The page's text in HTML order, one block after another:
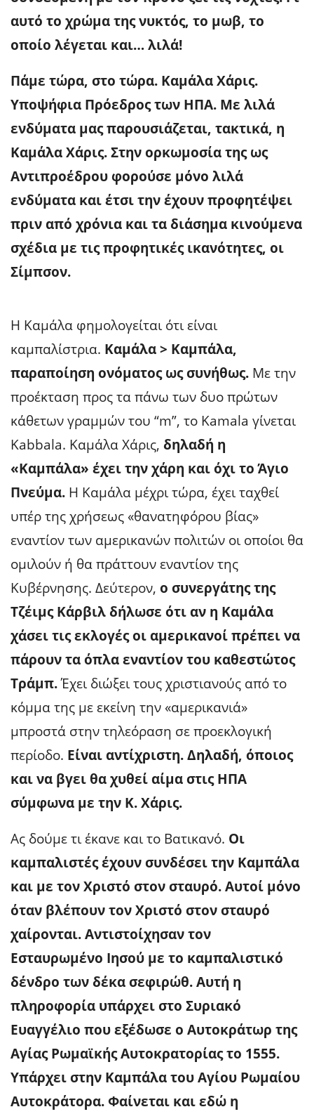
αυτό το χρώμα της νυκτός, το μωβ, το
οποίο λέγεται και… λιλά!
Πάμε τώρα, στο τώρα. Καμάλα Χάρις.
Υποψήφια Πρόεδρος των ΗΠΑ. Με λιλά
ενδύματα μας παρουσιάζεται, τακτικά, η
Καμάλα Χάρις. Στην ορκωμοσία της ως
Αντιπροέδρουφορούσε μόνο λιλά
ενδύματα και έτσι την έχουν προφητέψει
πριν από χρόνια και τα διάσημα κινούμενα
σχέδια με τις προφητικές ικανότητες, οι
Σίμπσον.
Η Καμάλα φημολογείται ότι είναι
καμπαλίστρια. Καμάλα > Καμπάλα,
παραποίηση ονόματος ως συνήθως. Με την
προέκταση προς τα πάνω των δυο πρώτων
κάθετων γραμμών του “m”, το Kamala γίνεται
Kabbala. Καμάλα Χάρις, δηλαδή η
«Καμπάλα» έχει την χάρη και όχι το Άγιο
Πνεύμα. Η Καμάλα μέχρι τώρα, έχει ταχθεί
υπέρ της χρήσεως «θανατηφόρου βίας»
εναντίον των αμερικανών πολιτών οι οποίοι θα
ομιλούν ή θα πράττουν εναντίον της
Κυβέρνησης. Δεύτερον, ο συνεργάτης της
Τζέιμς Κάρβιλ δήλωσε ότι αν η Καμάλα
χάσει τις εκλογές οι αμερικανοί πρέπει να
πάρουν τα όπλα εναντίον του καθεστώτος
Τράμπ.Έχει διώξει τους χριστιανούς από το
κόμμα της με εκείνη την «αμερικανιά»
μπροστά στην τηλεόραση σε προεκλογική
περίοδο. Είναι αντίχριστη. Δηλαδή, όποιος
και να βγει θα χυθεί αίμα στις ΗΠΑ
σύμφωνα με την Κ. Χάρις.
Ας δούμε τι έκανε και το Βατικανό. Οι
καμπαλιστές έχουν συνδέσει την Καμπάλα
και με τον Χριστό στον σταυρό. Αυτοί μόνο
όταν βλέπουν τον Χριστό στον σταυρό
χαίρονται. Αντιστοίχησαν τον
Εσταυρωμένο Ιησού με το καμπαλιστικό
δένδρο των δέκα σεφιρώθ. Αυτή η
πληροφορία υπάρχει στο Συριακό
Ευαγγέλιο που εξέδωσε ο Αυτοκράτωρ της
Αγίας Ρωμαϊκής Αυτοκρατορίας το 1555.
Υπάρχει στην Καμπάλα του Αγίου Ρωμαίου
Αυτοκράτορα. Φαίνεται και εδώ η